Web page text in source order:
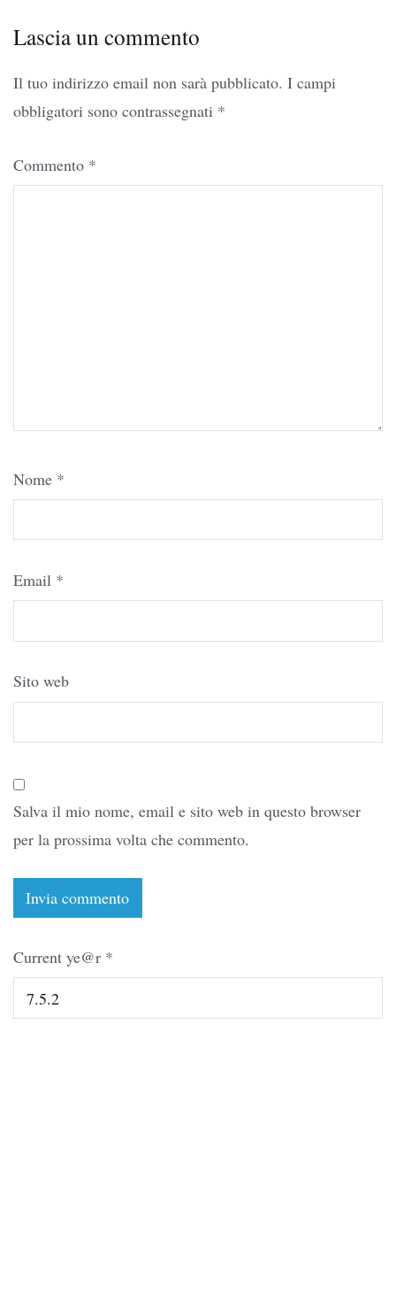
Lascia un commento
Il tuo indirizzo email non sarà pubblicato. I campi
obbligatori sono contrassegnati *
Commento *
Nome *
Email *
Sito web
Salva il mio nome, email e sito web in questo browser
per la prossima volta che commento.
Current ye@r *